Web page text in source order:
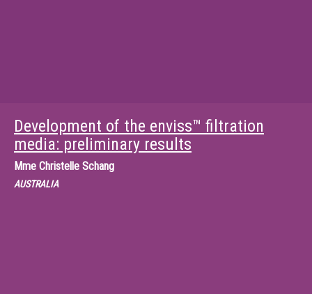
Development of the enviss™ filtration
media: preliminary results
Mme Christelle Schang
AUSTRALIA